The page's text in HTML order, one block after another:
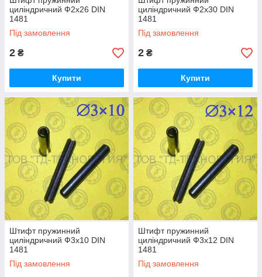
циліндричний Ф2х26 DIN
1481
Під замовлення
2 ₴
Купити
циліндричний Ф2х30 DIN
1481
Під замовлення
2 ₴
Купити
Штифт пружинний
циліндричний Ф3х10 DIN
1481
Під замовлення
Штифт пружинний
циліндричний Ф3х12 DIN
1481
Під замовлення